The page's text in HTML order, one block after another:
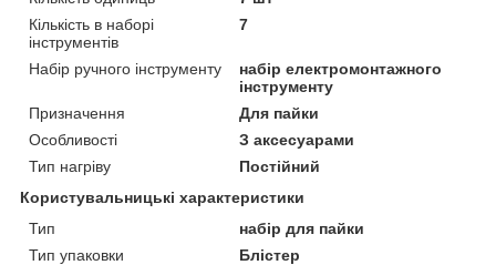
Кількість в наборі
інструментів
7
Набір ручного інструменту
набір електромонтажного
інструменту
Призначення
Для пайки
Особливості
З аксесуарами
Тип нагріву
Постійний
Користувальницькі характеристики
Тип
набір для пайки
Тип упаковки
Блістер